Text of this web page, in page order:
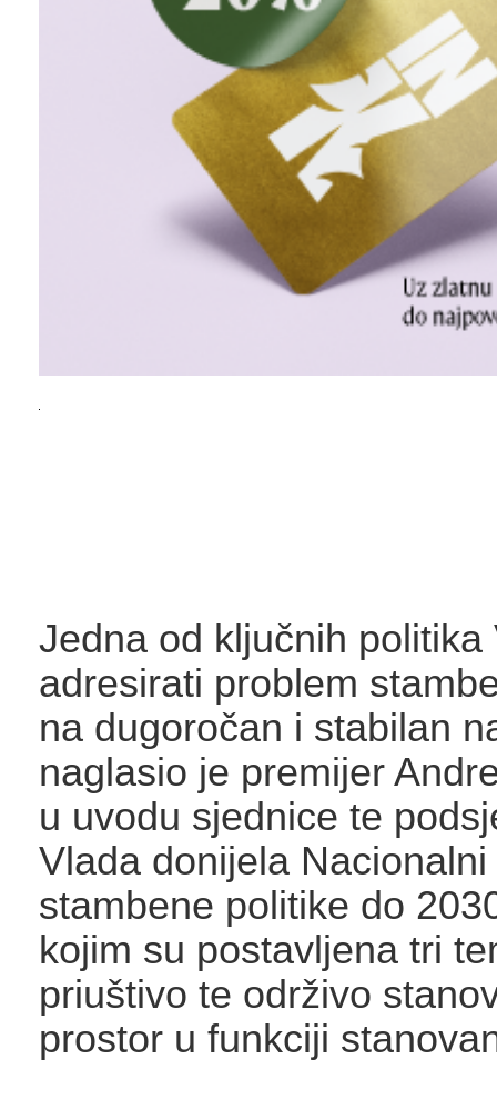
Jedna od ključnih politika
adresirati problem
na dugoročan i stabilan
naglasio je premijer
u uvodu sjednice te
Vlada donijela
stambene politike do
kojim su postavljena tri
priuštivo te održivo
prostor u funkciji